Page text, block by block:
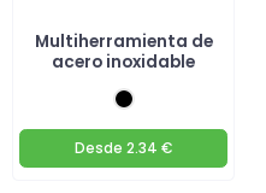
Multiherramienta de
acero inoxidable
Desde 2.34 €